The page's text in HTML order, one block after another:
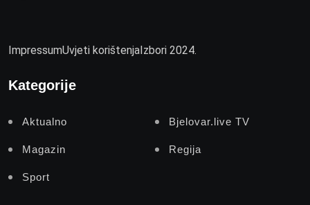
ImpressumUvjeti korištenja Izbori 2024.
Kategorije
Aktualno Bjelovar.live TV
Magazin Regija
Sport